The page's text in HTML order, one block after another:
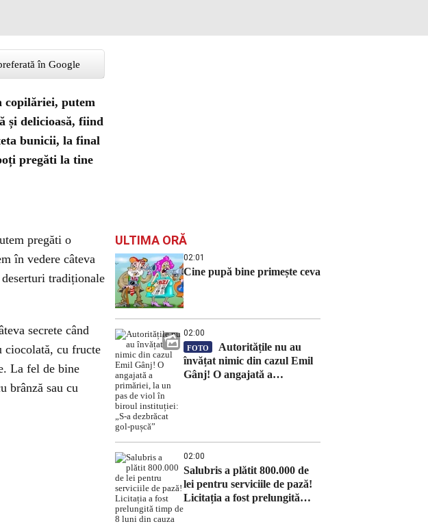
în Google
copilăriei, putem
și delicioasă, fiind
bunicii, la final
pregăti la tine
pregăti o
în vedere câteva
tradiționale
secrete când
ciocolată, cu fructe
La fel de bine
brânză sau cu
ULTIMA ORĂ
02:01
Cine pupă bine primește ceva
02:00
FOTO
Autoritățile nu au
învățat nimic din cazul Emil
Gânj! O angajată a
02:00
Salubris a plătit 800.000 de
lei pentru serviciile de pază!
Licitația a fost prelungită